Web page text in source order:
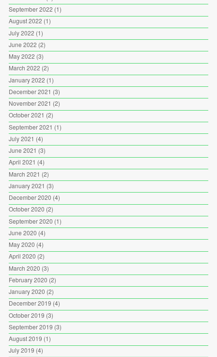
September 2022 (1)
August 2022 (1)
July 2022 (1)
June 2022 (2)
May 2022 (3)
March 2022 (2)
January 2022 (1)
December 2021 (3)
November 2021 (2)
October 2021 (2)
September 2021 (1)
July 2021 (4)
June 2021 (3)
April 2021 (4)
March 2021 (2)
January 2021 (3)
December 2020 (4)
October 2020 (2)
September 2020 (1)
June 2020 (4)
May 2020 (4)
April 2020 (2)
March 2020 (3)
February 2020 (2)
January 2020 (2)
December 2019 (4)
October 2019 (3)
September 2019 (3)
August 2019 (1)
July 2019 (4)